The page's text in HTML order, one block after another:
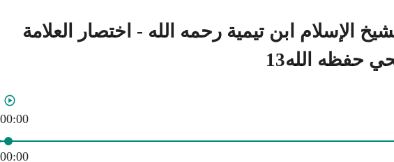
الإسلام ابن تيمية رحمه الله - اختصار العلامة
حفظه الله13
00:00
00:00